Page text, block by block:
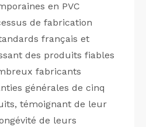
en PVC
de fabrication
français et
des produits fiables
fabricants
générales de cinq
témoignant de leur
de leurs